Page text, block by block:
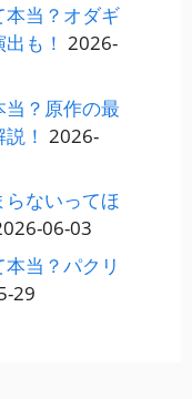
本当？オダギ
も！ 2026-
？原作の最
！ 2026-
らないってほ
06-03
当？パクリ
29